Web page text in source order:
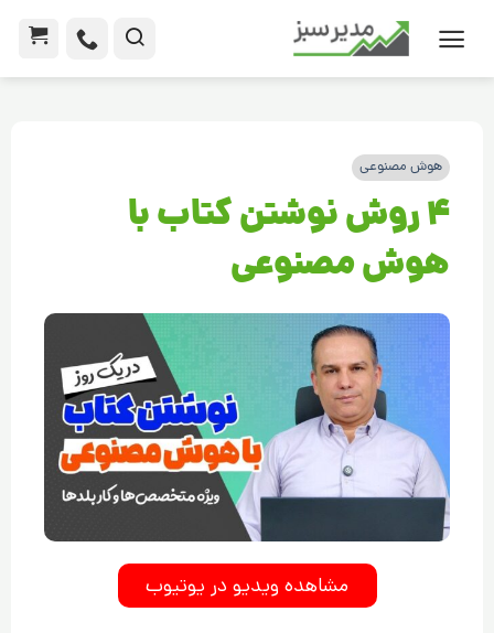
هوش مصنوعی
4 روش نوشتن کتاب با
هوش مصنوعی
مشاهده ویدیو در یوتیوب